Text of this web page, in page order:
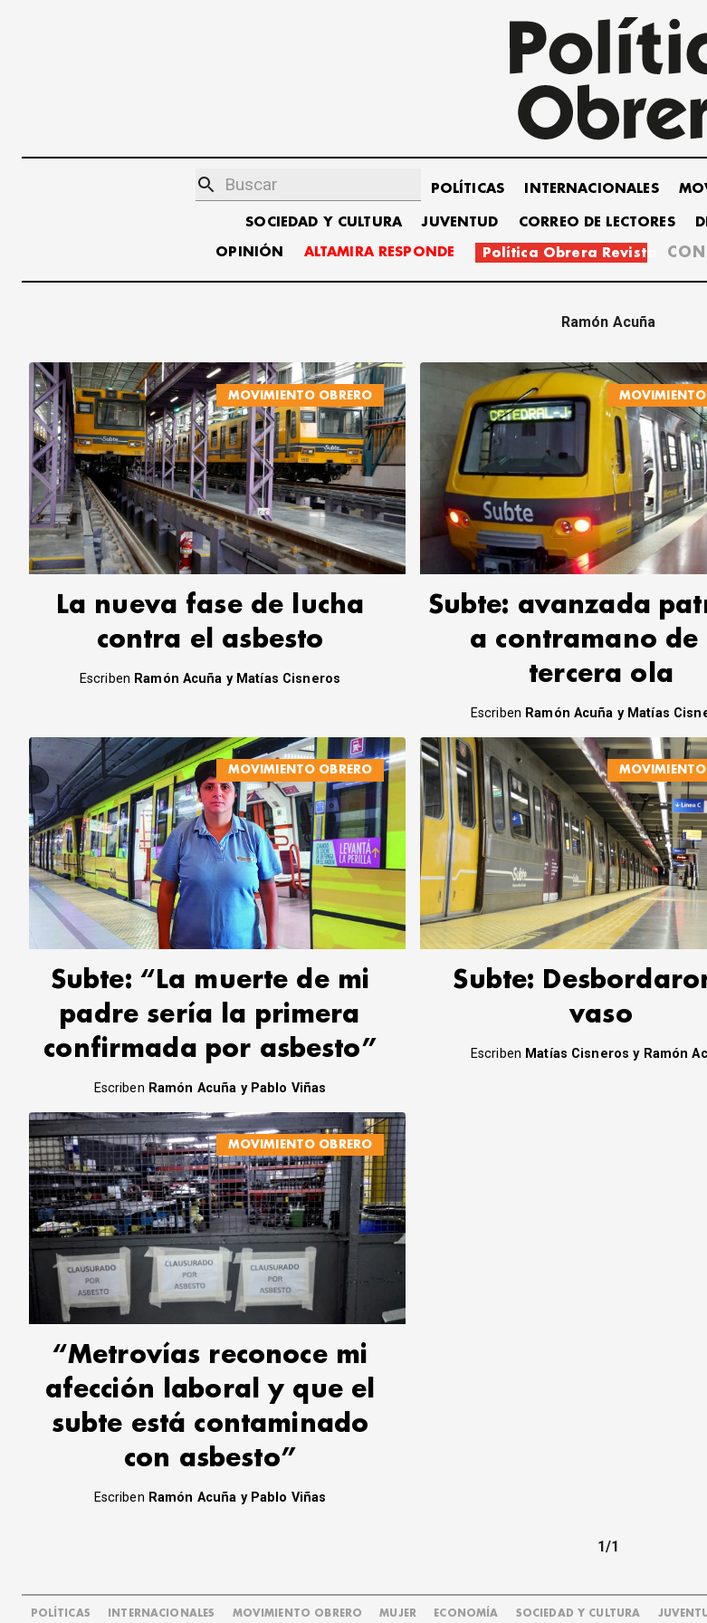
POLÍTICAS INTERNACIONALES
SOCIEDAD Y CULTURA JUVENTUD CORREO DE LECTORES
OPINIÓN ALTAMIRA RESPONDE Política Obrera Revista
Ramón Acuña
MOVIMIENTO OBRERO
La nueva fase de lucha
contra el asbesto
Escriben Ramón Acuña y Matías Cisneros
MOVIMIENTO
Subte: avanzada
a contramano de
tercera ola
Escriben Ramón Acuña y Matías
MOVIMIENTO OBRERO
Subte: “La muerte de mi
padre sería la primera
confirmada por asbesto”
Escriben Ramón Acuña y Pablo Viñas
MOVIMIENTO
Subte:
vaso
Escriben Matías Cisneros y Ramón
MOVIMIENTO OBRERO
“Metrovías reconoce mi
afección laboral y que el
subte está contaminado
con asbesto”
Escriben Ramón Acuña y Pablo Viñas
1/1
POLÍTICAS INTERNACIONALES MOVIMIENTO OBRERO MUJER ECONOMÍA SOCIEDAD Y CULTURA